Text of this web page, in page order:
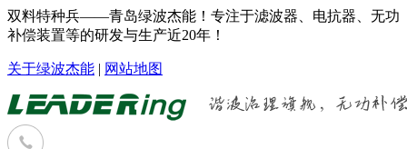
双料特种兵——青岛绿波杰能！专注于滤波器、电抗器、无功
补偿装置等的研发与生产近20年！
关于绿波杰能 | 网站地图